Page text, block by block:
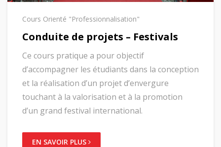
Cours Orienté "Professionnalisation"
Conduite de projets – Festivals
Ce cours pratique a pour objectif
d’accompagner les étudiants dans la conception
et la réalisation d’un projet d’envergure
touchant à la valorisation et à la promotion
d’un grand festival international.
EN SAVOIR PLUS